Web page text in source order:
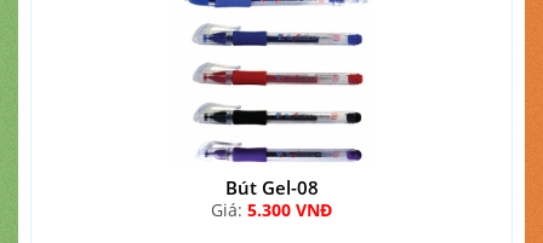
Bút Gel-08
Giá: 5.300 VNĐ